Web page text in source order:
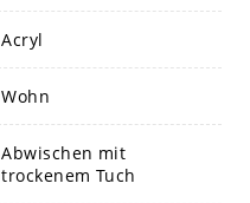
Acryl
Wohn
Abwischen mit
trockenem Tuch